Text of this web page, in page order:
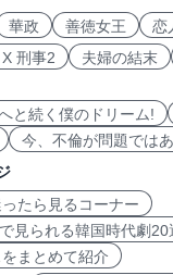
華政 善徳女王
恋
刑事2 夫婦の結末
と続く僕のドリーム!
今、不倫が問題では
たら見るコーナー
見られる韓国時代劇20
まとめて紹介